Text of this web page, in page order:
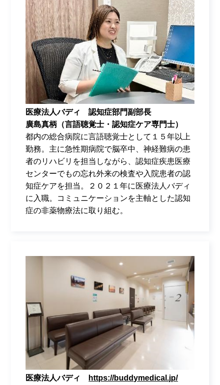
医療法人バディ 認知症部門副部長
廣島真柄（言語聴覚士・認知症ケア専門士）
都内の総合病院に言語聴覚士として１５年以上
勤務。主に急性期病院で脳卒中、神経難病の患
者のリハビリを担当しながら、認知症疾患医療
センターでもの忘れ外来の検査や入院患者の認
知症ケアを担当。２０２１年に医療法人バディ
に入職。コミュニケーションを主軸とした認知
症の非薬物療法に取り組む。
医療法人バディ
https://buddymedical.jp/